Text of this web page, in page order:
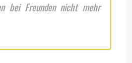
bei Freunden nicht mehr